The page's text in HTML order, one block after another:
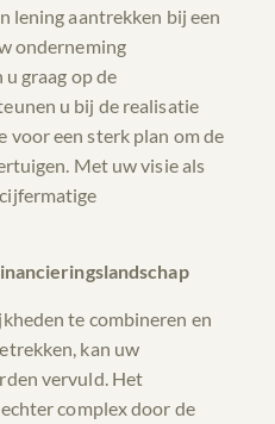
lening aantrekken bij een
onderneming
graag op de
u bij de realisatie
voor een sterk plan om de
Met uw visie als
te combineren en
kan uw
vervuld. Het
complex door de